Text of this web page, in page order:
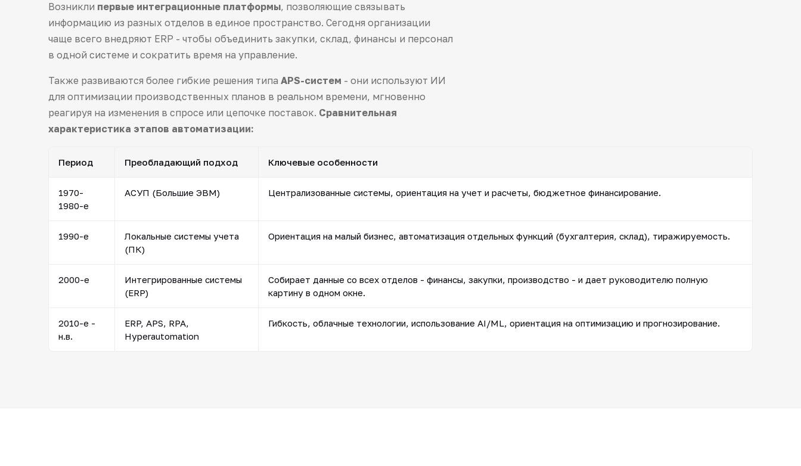
Возникли первые интеграционные платформы, позволяющие связывать
информацию из разных отделов в единое пространство. Сегодня организации
чаще всего внедряют ERP - чтобы объединить закупки, склад, финансы и персонал
в одной системе и сократить время на управление.
Также развиваются более гибкие решения типа APS-систем - они используют ИИ
для оптимизации производственных планов в реальном времени, мгновенно
реагируя на изменения в спросе или цепочке поставок. Сравнительная
характеристика этапов автоматизации:
Период Преобладающий подход Ключевые особенности
1970-
1980-е
АСУП (Большие ЭВМ) Централизованные системы, ориентация на учет и расчеты, бюджетное финансирование.
1990-е
Локальные системы учета
(ПК)
Ориентация на малый бизнес, автоматизация отдельных функций (бухгалтерия, склад), тиражируемость.
2000-е
Интегрированные системы
(ERP)
Собирает данные со всех отделов - финансы, закупки, производство - и дает руководителю полную
картину в одном окне.
2010-е -
н.в.
ERP, APS, RPA,
Hyperautomation
Гибкость, облачные технологии, использование AI/ML, ориентация на оптимизацию и прогнозирование.